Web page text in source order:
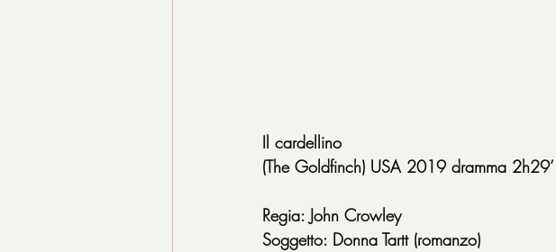
Il cardellino
(The Goldfinch) USA 2019 dramma 2h29’
Regia: John Crowley
Soggetto: Donna Tartt (romanzo)